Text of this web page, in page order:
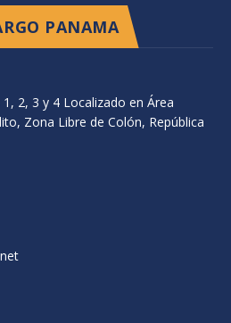
PANAMA
2, 3 y 4 Localizado en Área
Zona Libre de Colón, República